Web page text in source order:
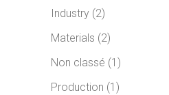
Industry (2)
Materials (2)
Non classé (1)
Production (1)